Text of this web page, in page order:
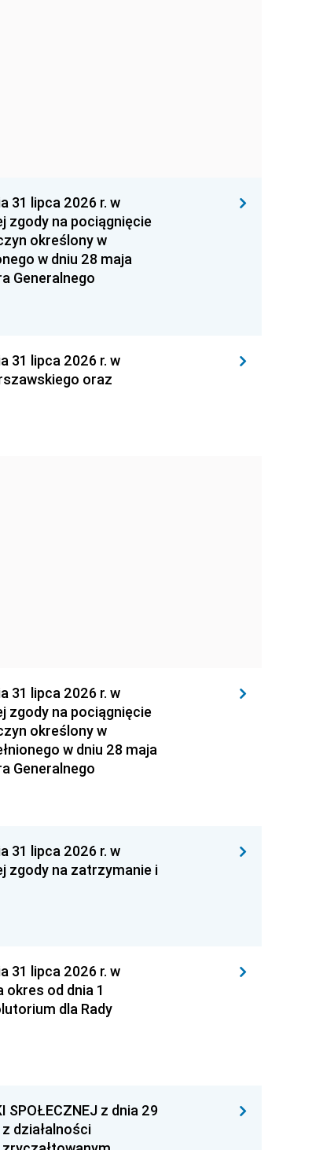
31 lipca 2026 r. w
zgody na pociągnięcie
określony w
w dniu 28 maja
Generalnego
31 lipca 2026 r. w
oraz
31 lipca 2026 r. w
zgody na pociągnięcie
określony w
w dniu 28 maja
Generalnego
31 lipca 2026 r. w
zgody na zatrzymanie i
31 lipca 2026 r. w
od dnia 1
dla Rady
SPOŁECZNEJ z dnia 29
działalności